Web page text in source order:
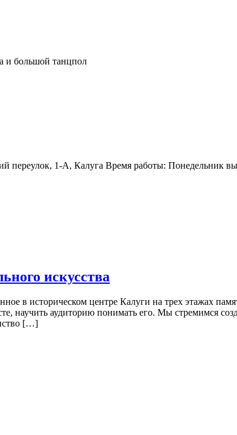
и большой танцпол
переулок, 1-А, Калуга Время работы: Понедельник
искусства
в историческом центре Калуги на трех этажах
научить аудиторию понимать его. Мы стремимся
[…]